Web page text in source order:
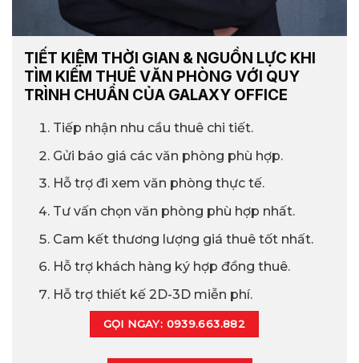
TIẾT KIỆM THỜI GIAN & NGUỒN LỰC KHI
TÌM KIẾM THUÊ VĂN PHÒNG VỚI QUY
TRÌNH CHUẨN CỦA GALAXY OFFICE
Tiếp nhận nhu cầu thuê chi tiết.
Gửi báo giá các văn phòng phù hợp.
Hỗ trợ đi xem văn phòng thực tế.
Tư vấn chọn văn phòng phù hợp nhất.
Cam kết thương lượng giá thuê tốt nhất.
Hỗ trợ khách hàng ký hợp đồng thuê.
Hỗ trợ thiết kế 2D-3D miễn phí.
GỌI NGAY: 0939.663.882